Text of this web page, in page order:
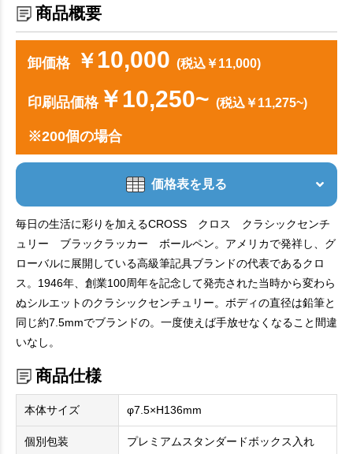
商品概要
卸価格 ￥10,000 (税込￥11,000)
印刷品価格￥10,250~ (税込￥11,275~)
※200個の場合
価格表を見る
毎日の生活に彩りを加えるCROSS クロス クラシックセンチ
ュリー ブラックラッカー ボールペン。アメリカで発祥し、グ
ローバルに展開している高級筆記具ブランドの代表であるクロ
ス。1946年、創業100周年を記念して発売された当時から変わら
ぬシルエットのクラシックセンチュリー。ボディの直径は鉛筆と
同じ約7.5mmでブランドの。一度使えば手放せなくなること間違
いなし。
商品仕様
本体サイズ φ7.5×H136mm
個別包装 プレミアムスタンダードボックス入れ